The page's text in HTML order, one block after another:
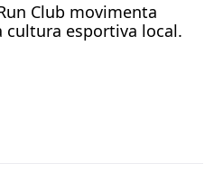
Club movimenta
cultura esportiva local.